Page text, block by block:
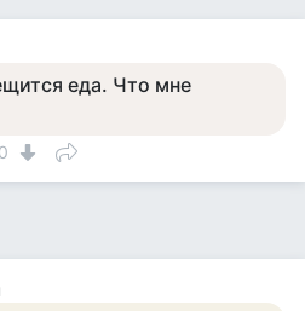
еда. Что мне
0